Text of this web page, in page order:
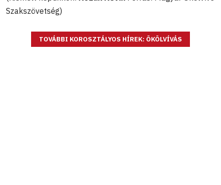
Szakszövetség)
TOVÁBBI KOROSZTÁLYOS HÍREK: ÖKÖLVÍVÁS